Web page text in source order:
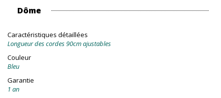
Dôme
Caractéristiques détaillées
Longueur des cordes 90cm ajustables
Couleur
Bleu
Garantie
1 an